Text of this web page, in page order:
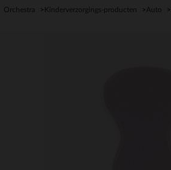
Orchestra Kinderverzorgings-producten Auto